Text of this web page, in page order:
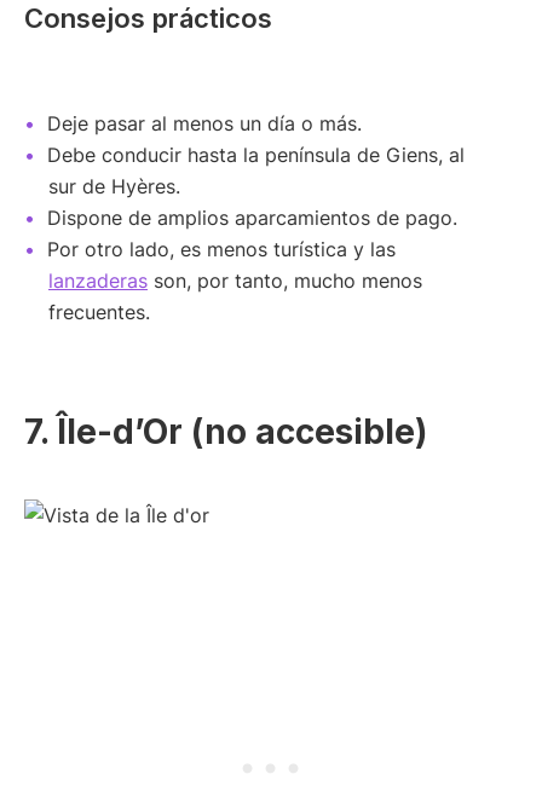
Consejos prácticos
Deje pasar al menos un día o más.
Debe conducir hasta la península de Giens, al
sur de Hyères.
Dispone de amplios aparcamientos de pago.
Por otro lado, es menos turística y las
lanzaderas son, por tanto, mucho menos
frecuentes.
7. Île-d’Or (no accesible)